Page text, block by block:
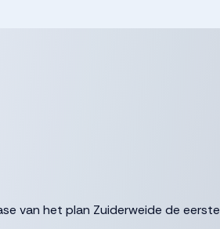
van het plan Zuiderweide de eerste